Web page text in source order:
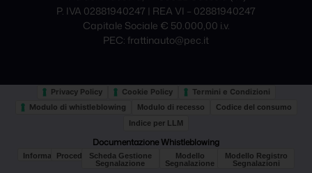
P. IVA 02881940247 | REA VI – 02881940247
Capitale Sociale € 50.000,00 i.v.
PEC: frattinauto@pec.it
Privacy Policy Cookie Policy
Termini e Condizioni
Modulo di whistleblowing
Modulo di recesso
Codice del consumo
Indice per LLM
Documentazione Whistleblowing
InformativaProceduraScheda Gestione
Segnalazione
Modello
Segnalazione
Modello Registro
Segnalazioni